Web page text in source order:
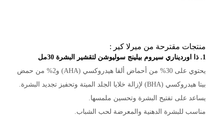
منتجات مقترحة من ميرلا كير :
1. ذا اورديناري سيروم بيلينج سوليوشن لتقشير البشرة 30مل
يحتوي على 30% من أحماض ألفا هيدروكسي (AHA) و2% من حمض
بيتا هيدروكسي (BHA) لإزالة خلايا الجلد الميتة وتحفيز تجديد البشرة.
يساعد على تفتيح البشرة وتحسين ملمسها.
مناسب للبشرة الدهنية والمعرضة لحب الشباب.